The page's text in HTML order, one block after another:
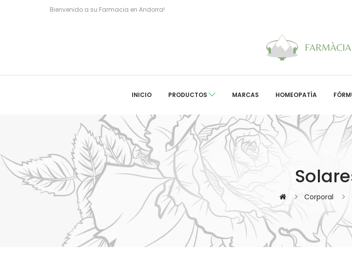
Bienvenido a su Farmacia en Andorra!
INICIO PRODUCTOS MARCAS HOMEOPATÍA
Corporal